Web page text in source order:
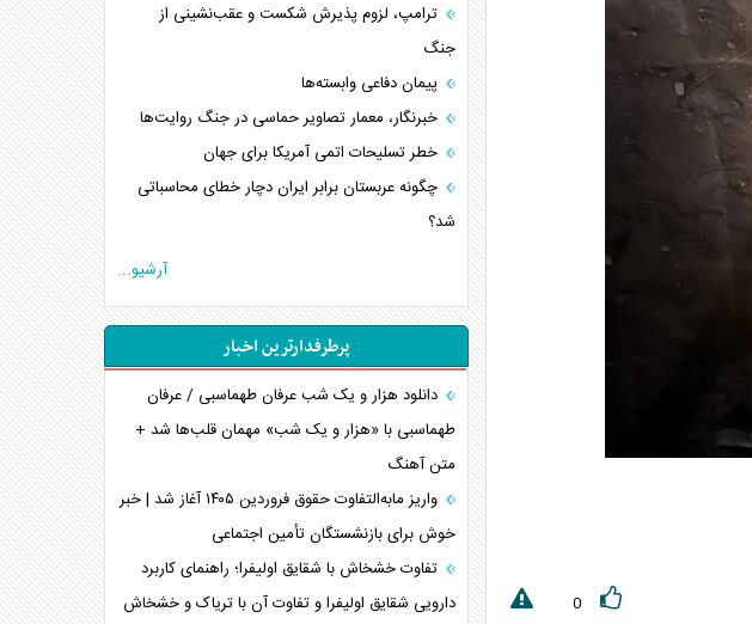
0
ترامپ، لزوم پذیرش شکست و عقب‌نشینی از
جنگ
پیمان دفاعی‌ وابسته‌ها
خبرنگار، معمار تصاویر حماسی در جنگ روایت‌ها
خطر تسلیحات اتمی آمریکا برای جهان
چگونه عربستان برابر ایران دچار خطای محاسباتی
شد؟
جاده ابریشم فضایی/ نفوذ راهبردی و فرازمینی
انصارالله و تثبیت معادله «محاصره برابر محاصره»
خبرنگار، خط مقدم جبهه روایت و پاسدار انسجام
ملی
مصالحه نافرجام سعودی – اماراتی
محدودیت صادرات نفت عربستان
پشت‌پرده خشم ترامپ از رسانه‌های منتقد
چگونه مقاومت صحنه جنگ را تغییر می‌دهد؟
جنگ رمضان و معضل حضور نظامیان آمریکایی
تحلیل جامع پدیده تراستی‌ها
آرشیو...
پرطرفدارترین اخبار
دانلود هزار و یک شب عرفان طهماسبی / عرفان
طهماسبی با «هزار و یک شب» مهمان قلب‌ها شد +
متن آهنگ
واریز مابه‌التفاوت حقوق فروردین ۱۴۰۵ آغاز شد | خبر
خوش برای بازنشستگان تأمین اجتماعی
تفاوت خشخاش با شقایق اولیفرا؛ راهنمای کاربرد
دارویی شقایق اولیفرا و تفاوت آن با تریاک و خشخاش